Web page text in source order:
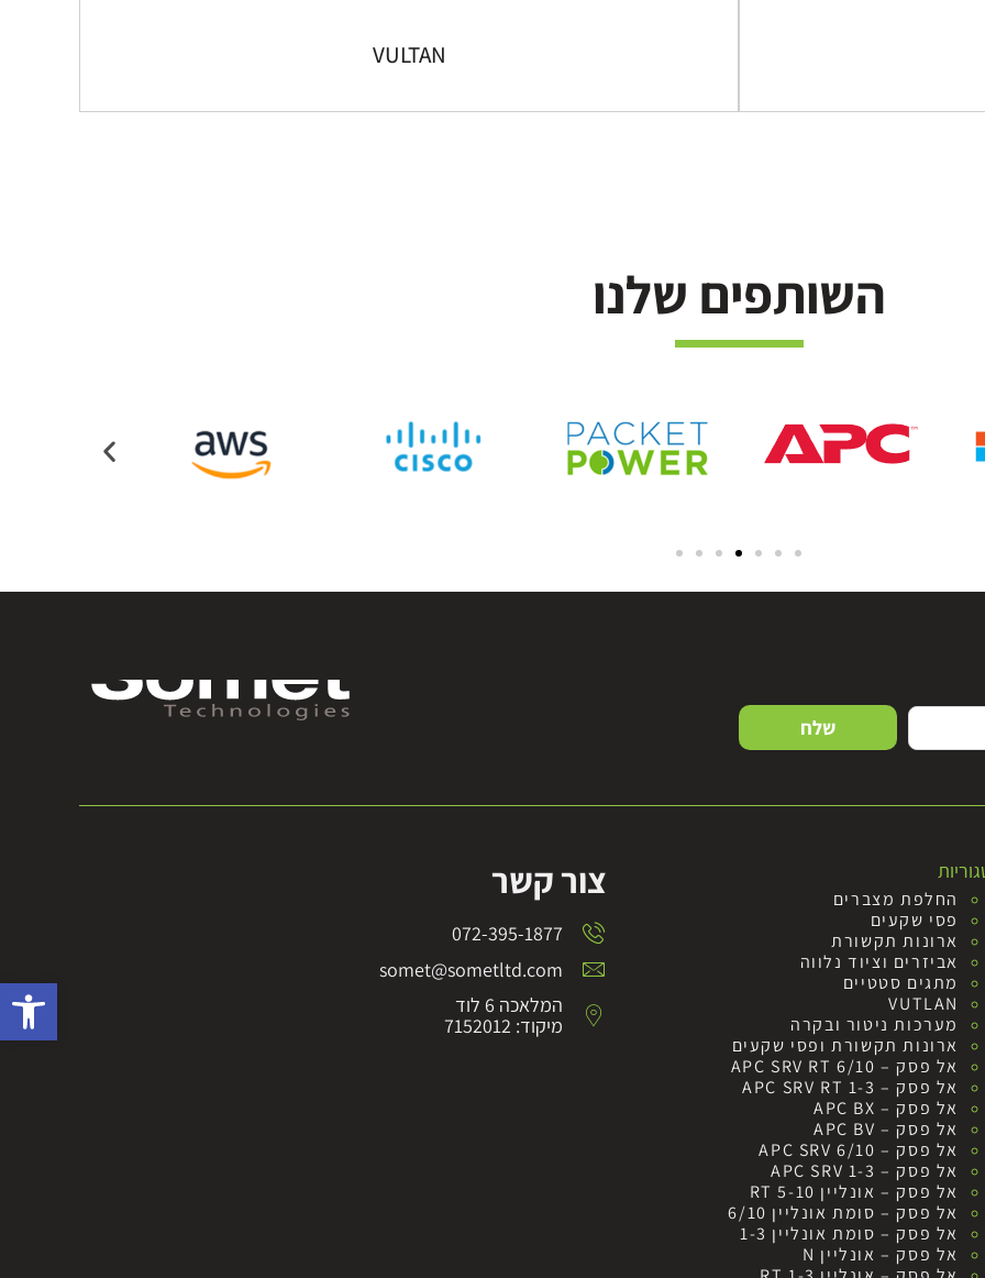
פתח
VULTAN
השותפים שלנו
שלח
החלפת מצברים
פסי שקעים
ארונות תקשורת
אביזרים וציוד נלווה
מתגים סטטיים
VUTLAN
מערכות ניטור ובקרה
ארונות תקשורת ופסי שקעים
אל פסק – APC SRV RT 6/10
אל פסק – APC SRV RT 1-3
אל פסק – APC BX
אל פסק – APC BV
אל פסק – APC SRV 6/10
אל פסק – APC SRV 1-3
אל פסק – אונליין RT 5-10
אל פסק – סומת אונליין 6/10
אל פסק – סומת אונליין 1-3
אל פסק – אונליין N
צור קשר
072-395-1877
somet@sometltd.com
המלאכה 6 לוד
מיקוד: 7152012